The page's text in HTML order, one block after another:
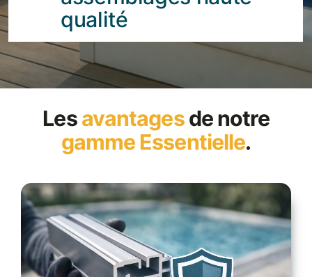
qualité
Lesavantagesde notre
gamme Essentielle.